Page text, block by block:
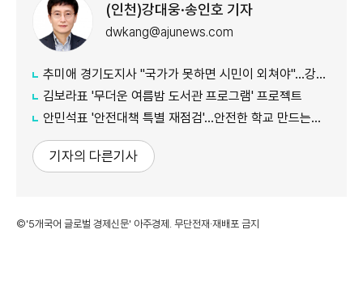
(인천)강대웅·송인호 기자
dwkang@ajunews.com
추미애 경기도지사 "국가가 못하면 시민이 외쳐야"...강일출 할머니 흉상 앞 '연대' 강조
김보라표 '무더운 여름밤 도서관 프로그램' 프로젝트
안민석표 '안전대책 특별 재점검'...안전한 학교 만드는데 만전
기자의 다른기사
©'5개국어 글로벌 경제신문' 아주경제. 무단전재·재배포 금지